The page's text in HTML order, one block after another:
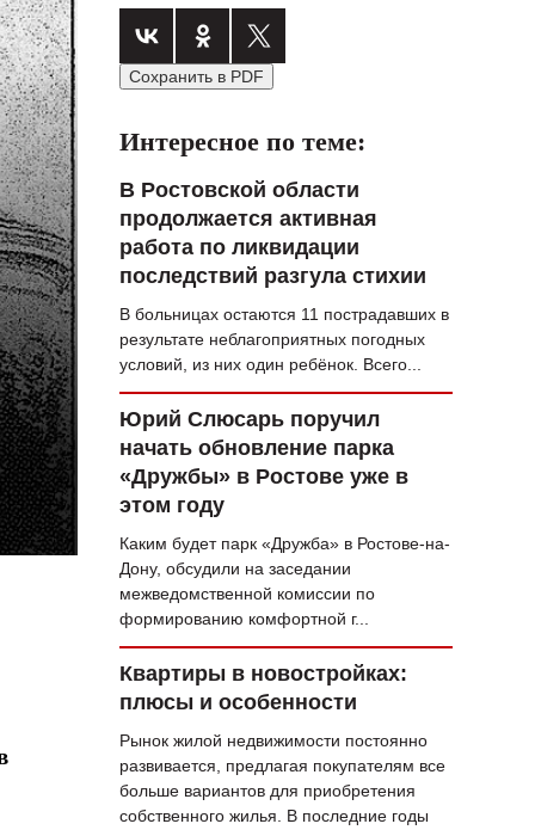
ТАМ И ТУТ
СТИЛЬ ЖИЗНИ
ХАЙП
ЧЕЛОВЕК ОСОБЕННЫЙ
КУЛЬТ ЕДЫ
Сохранить в PDF
Интересное по теме:
В Ростовской области
продолжается активная
работа по ликвидации
последствий разгула стихии
В больницах остаются 11 пострадавших в
результате неблагоприятных погодных
условий, из них один ребёнок. Всего...
Юрий Слюсарь поручил
начать обновление парка
«Дружбы» в Ростове уже в
этом году
Каким будет парк «Дружба» в Ростове-на-
Дону, обсудили на заседании
межведомственной комиссии по
формированию комфортной г...
Квартиры в новостройках:
плюсы и особенности
Рынок жилой недвижимости постоянно
развивается, предлагая покупателям все
больше вариантов для приобретения
собственного жилья. В последние годы